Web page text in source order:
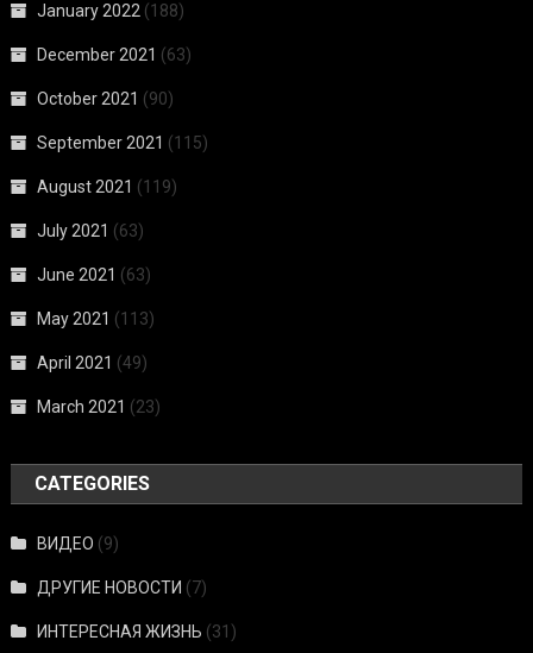
January 2022 (188)
December 2021 (63)
October 2021 (90)
September 2021 (115)
August 2021 (119)
July 2021 (63)
June 2021 (63)
May 2021 (113)
April 2021 (49)
March 2021 (23)
CATEGORIES
ВИДЕО (9)
ДРУГИЕ НОВОСТИ (7)
ИНТЕРЕСНАЯ ЖИЗНЬ (31)